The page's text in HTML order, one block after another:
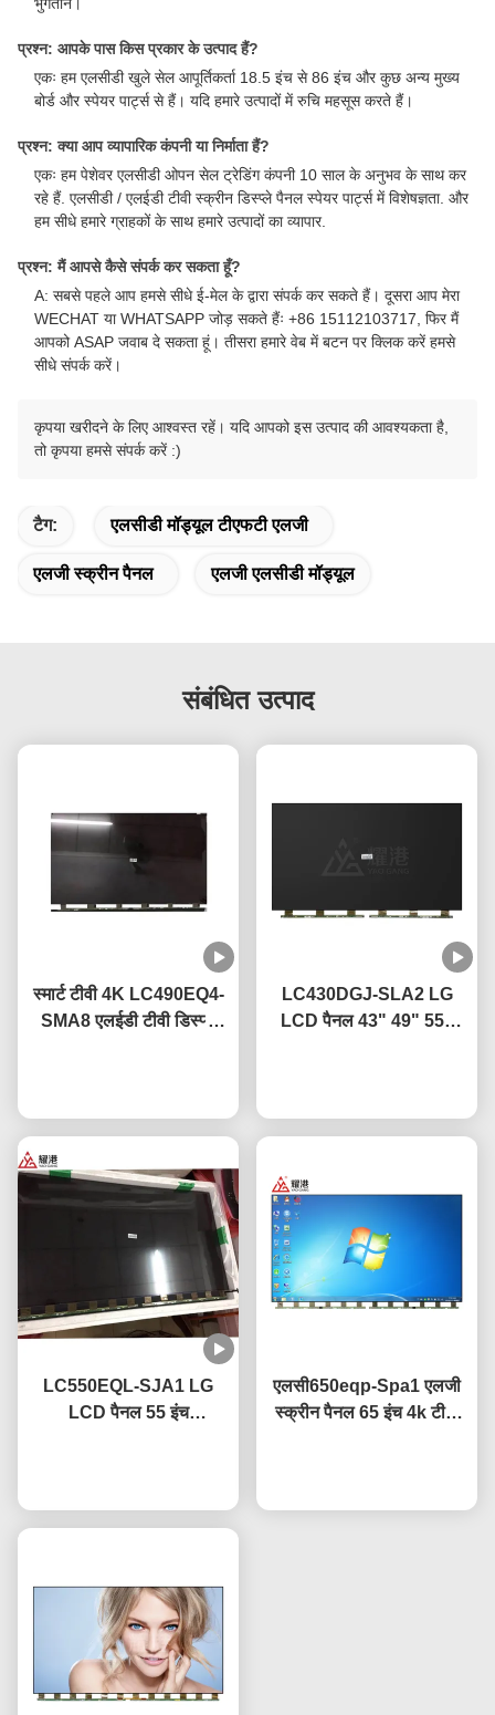
प्रश्न: आपके पास किस प्रकार के उत्पाद हैं?
एकः हम एलसीडी खुले सेल आपूर्तिकर्ता 18.5 इंच से 86 इंच और कुछ अन्य मुख्य
बोर्ड और स्पेयर पार्ट्स से हैं। यदि हमारे उत्पादों में रुचि महसूस करते हैं।
प्रश्न: क्या आप व्यापारिक कंपनी या निर्माता हैं?
एकः हम पेशेवर एलसीडी ओपन सेल ट्रेडिंग कंपनी 10 साल के अनुभव के साथ कर
रहे हैं. एलसीडी / एलईडी टीवी स्क्रीन डिस्प्ले पैनल स्पेयर पार्ट्स में विशेषज्ञता. और
हम सीधे हमारे ग्राहकों के साथ हमारे उत्पादों का व्यापार.
प्रश्न: मैं आपसे कैसे संपर्क कर सकता हूँ?
A: सबसे पहले आप हमसे सीधे ई-मेल के द्वारा संपर्क कर सकते हैं। दूसरा आप मेरा
WECHAT या WHATSAPP जोड़ सकते हैंः +86 15112103717, फिर मैं
आपको ASAP जवाब दे सकता हूं। तीसरा हमारे वेब में बटन पर क्लिक करें हमसे
सीधे संपर्क करें।
कृपया खरीदने के लिए आश्वस्त रहें। यदि आपको इस उत्पाद की आवश्यकता है,
तो कृपया हमसे संपर्क करें :)
टैग: एलसीडी मॉड्यूल टीएफटी एलजी
एलजी स्क्रीन पैनल एलजी एलसीडी मॉड्यूल
संबंधित उत्पाद
स्मार्ट टीवी 4K LC490EQ4-
SMA8 एलईडी टीवी डिस्प्ले
LC430DGJ-SLA2 LG
LCD पैनल 43" 49" 55"
LC550EQL-SJA1 LG
LCD पैनल 55 इंच
एलसी650eqp-Spa1 एलजी
स्क्रीन पैनल 65 इंच 4k टीवी